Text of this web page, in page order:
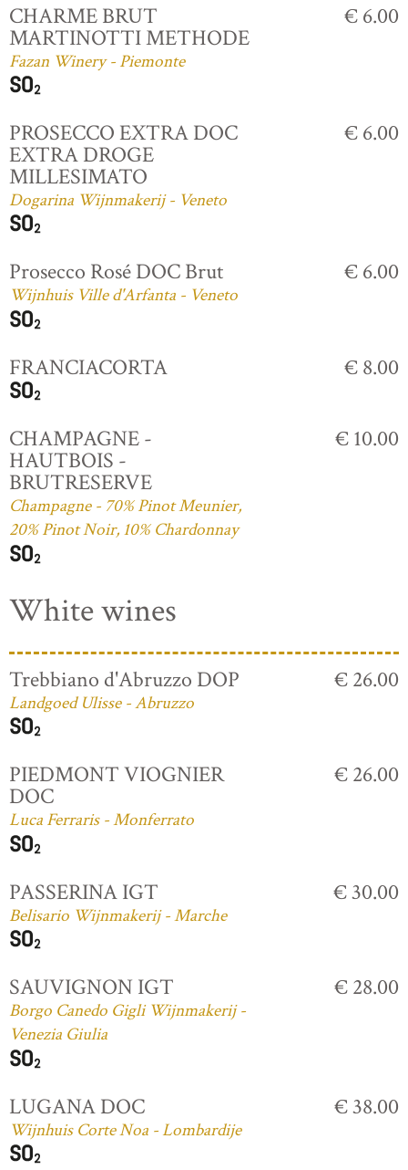
CHARME BRUT
MARTINOTTI METHODE
Fazan Winery - Piemonte
€ 6.00
PROSECCO EXTRA DOC
EXTRA DROGE
MILLESIMATO
Dogarina Wijnmakerij - Veneto
€ 6.00
Prosecco Rosé DOC Brut
Wijnhuis Ville d'Arfanta - Veneto
€ 6.00
FRANCIACORTA € 8.00
CHAMPAGNE -
HAUTBOIS -
BRUTRESERVE
Champagne - 70% Pinot Meunier,
20% Pinot Noir, 10% Chardonnay
€ 10.00
White wines
Trebbiano d'Abruzzo DOP
Landgoed Ulisse - Abruzzo
€ 26.00
PIEDMONT VIOGNIER
DOC
Luca Ferraris - Monferrato
€ 26.00
PASSERINA IGT
Belisario Wijnmakerij - Marche
€ 30.00
SAUVIGNON IGT
Borgo Canedo Gigli Wijnmakerij -
Venezia Giulia
€ 28.00
LUGANA DOC
Wijnhuis Corte Noa - Lombardije
€ 38.00